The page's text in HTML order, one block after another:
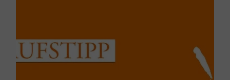
suche Münzen, da muss ich vielleicht einen
halben Tag lau­fen, aber spätestens dann habe ich
die erste Münze gefun­den, die irgendeinem aus